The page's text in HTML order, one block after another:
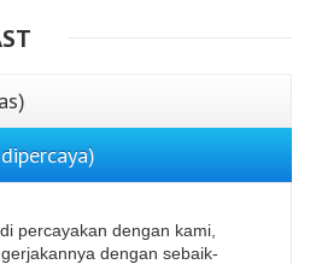
percayakan dengan kami,
dengan sebaik-